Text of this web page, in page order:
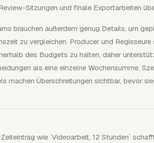
Sitzungen und finale Exportarbeiten
brauchen außerdem genug Details, um
zu vergleichen. Producer und
des Budgets zu halten, daher
als eine einzelne Wochensumme.
machen Überschreitungen sichtbar, bevor
wie `Videoarbeit, 12 Stunden`